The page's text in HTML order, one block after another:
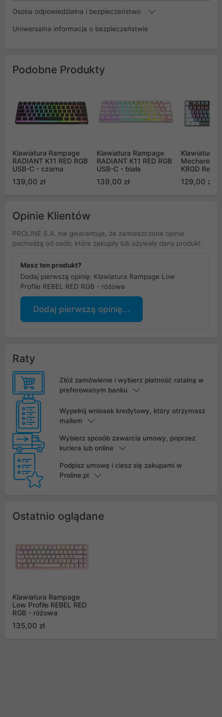
Osoba odpowiedzialna i bezpieczeństwo
Uniwersalna informacja o bezpieczeństwie
Podobne Produkty
Klawiatura Rampage
RADIANT K11 RED RGB
USB-C - czarna
139,00 zł
Klawiatura Rampage
RADIANT K11 RED RGB
USB-C - biała
139,00 zł
Klawiatura
KRGD Red
129,00 zł
Opinie Klientów
PROLINE S.A. nie gwarantuje, że zamieszczone opinie
pochodzą od osób, które zakupiły lub używały dany produkt.
Masz ten produkt?
Dodaj pierwszą opinię: Klawiatura Rampage Low
Profile REBEL RED RGB - różowa
Dodaj pierwszą opinię...
Raty
Złóż zamówienie i wybierz płatność ratalną w
preferowanym banku
Wypełnij wniosek kredytowy, który otrzymasz
mailem
Wybierz sposób zawarcia umowy, poprzez
kuriera lub online
Podpisz umowę i ciesz się zakupami w
Proline.pl
Ostatnio oglądane
Klawiatura Rampage
Low Profile REBEL RED
RGB - różowa
135,00 zł